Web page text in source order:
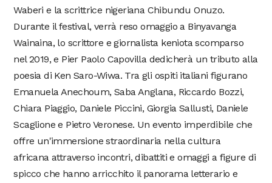
Waberi e la scrittrice nigeriana Chibundu Onuzo.
Durante il festival, verrà reso omaggio a Binyavanga
Wainaina, lo scrittore e giornalista keniota scomparso
nel 2019, e Pier Paolo Capovilla dedicherà un tributo alla
poesia di Ken Saro-Wiwa. Tra gli ospiti italiani figurano
Emanuela Anechoum, Saba Anglana, Riccardo Bozzi,
Chiara Piaggio, Daniele Piccini, Giorgia Sallusti, Daniele
Scaglione e Pietro Veronese. Un evento imperdibile che
offre un'immersione straordinaria nella cultura
africana attraverso incontri, dibattiti e omaggi a figure di
spicco che hanno arricchito il panorama letterario e